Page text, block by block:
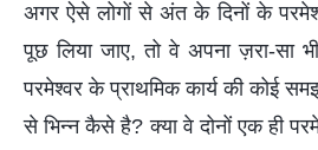
अगर ऐसे लोगों से अंत के दिनों के
पूछ लिया जाए, तो वे अपना ज़रा-सा
परमेश्वर के प्राथमिक कार्य की कोई
से भिन्न कैसे है? क्या वे दोनों एक ही